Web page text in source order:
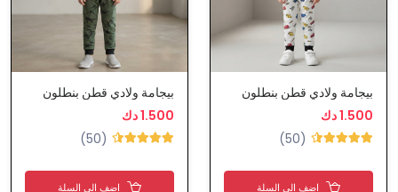
بيجامة ولادي قطن بنطلون
1.500 دك
(50)
اضف الى السلة
بيجامة ولادي قطن بنطلون
1.500 دك
(50)
اضف الى السلة